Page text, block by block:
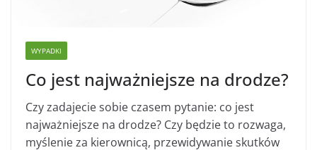
WYPADKI
Co jest najważniejsze na drodze?
Czy zadajecie sobie czasem pytanie: co jest
najważniejsze na drodze? Czy będzie to rozwaga,
myślenie za kierownicą, przewidywanie skutków